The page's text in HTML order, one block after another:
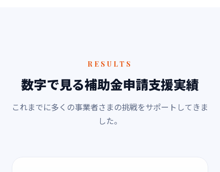
RESULTS
数字で見る補助金申請支援実績
これまでに多くの事業者さまの挑戦をサポートしてきま
した。